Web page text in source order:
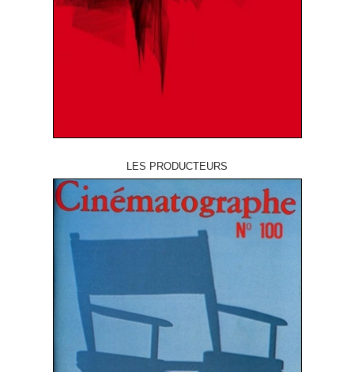
LES PRODUCTEURS